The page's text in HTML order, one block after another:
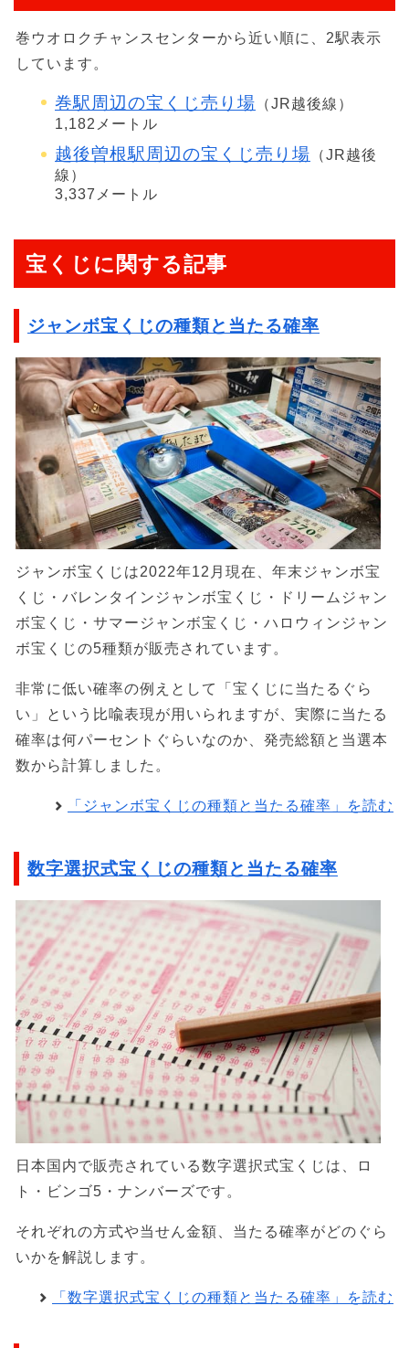
巻ウオロクチャンスセンターから近い順に、2駅表示
しています。
巻駅周辺の宝くじ売り場 （JR越後線）
1,182メートル
越後曽根駅周辺の宝くじ売り場 （JR越後
線）
3,337メートル
宝くじに関する記事
ジャンボ宝くじの種類と当たる確率
ジャンボ宝くじは2022年12月現在、年末ジャンボ宝
くじ・バレンタインジャンボ宝くじ・ドリームジャン
ボ宝くじ・サマージャンボ宝くじ・ハロウィンジャン
ボ宝くじの5種類が販売されています。
非常に低い確率の例えとして「宝くじに当たるぐら
い」という比喩表現が用いられますが、実際に当たる
確率は何パーセントぐらいなのか、発売総額と当選本
数から計算しました。
「ジャンボ宝くじの種類と当たる確率」を読む
数字選択式宝くじの種類と当たる確率
日本国内で販売されている数字選択式宝くじは、ロ
ト・ビンゴ5・ナンバーズです。
それぞれの方式や当せん金額、当たる確率がどのぐら
いかを解説します。
「数字選択式宝くじの種類と当たる確率」を読む